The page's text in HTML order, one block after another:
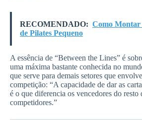
RECOMENDADO: Como Montar
de Pilates Pequeno
A essência de “Between the Lines” é
uma máxima bastante conhecida no
que serve para demais setores que
competição: “A capacidade de dar as
é o que diferencia os vencedores do resto
competidores.”